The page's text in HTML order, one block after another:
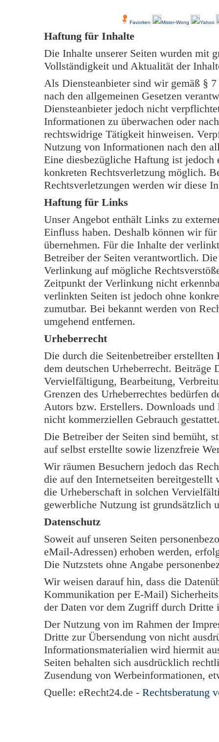
Favoriten Mister-Wong Yahoo
Haftung für Inhalte
Die Inhalte unserer Seiten wurden mit
Vollständigkeit und Aktualität der
Als Diensteanbieter sind wir gemäß §
nach den allgemeinen Gesetzen
Diensteanbieter jedoch nicht
Informationen zu überwachen oder
rechtswidrige Tätigkeit hinweisen.
Nutzung von Informationen nach den
Eine diesbezügliche Haftung ist
konkreten Rechtsverletzung möglich.
Rechtsverletzungen werden wir diese
Haftung für Links
Unser Angebot enthält Links zu
Einfluss haben. Deshalb können wir
übernehmen. Für die Inhalte der
Betreiber der Seiten verantwortlich.
Verlinkung auf mögliche
Zeitpunkt der Verlinkung nicht
verlinkten Seiten ist jedoch ohne
zumutbar. Bei bekannt werden von
umgehend entfernen.
Urheberrecht
Die durch die Seitenbetreiber
dem deutschen Urheberrecht.
Vervielfältigung, Bearbeitung,
Grenzen des Urheberrechtes bedürfen
Autors bzw. Erstellers. Downloads
nicht kommerziellen Gebrauch
Die Betreiber der Seiten sind bemüht,
auf selbst erstellte sowie lizenzfreie
Wir räumen Besuchern jedoch das
die auf den Internetseiten
die Urheberschaft in solchen
gewerbliche Nutzung ist grundsätzlich
Datenschutz
Soweit auf unseren Seiten
eMail-Adressen) erhoben werden,
Die Nutzstets ohne Angabe
Wir weisen darauf hin, dass die
Kommunikation per E-Mail)
der Daten vor dem Zugriff durch Dritte
Der Nutzung von im Rahmen der
Dritte zur Übersendung von nicht
Informationsmaterialien wird hiermit
Seiten behalten sich ausdrücklich
Zusendung von Werbeinformationen,
Quelle: eRecht24.de - Rechtsberatung